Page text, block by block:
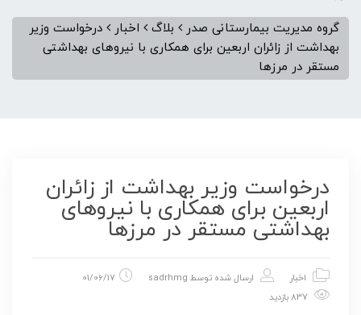
گروه مدیریت بیمارستانی صدر بلاگ اخبار
درخواست وزیر
بهداشت از زائران اربعین برای همکاری با نیروهای بهداشتی
مستقر در مرزها
درخواست وزیر بهداشت از زائران
اربعین برای همکاری با نیروهای
بهداشتی مستقر در مرزها
اخبار ارسال شده توسط sadrhmg
01/06/17